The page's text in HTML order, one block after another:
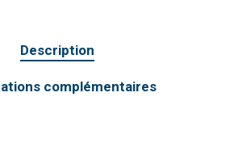
Description
complémentaires